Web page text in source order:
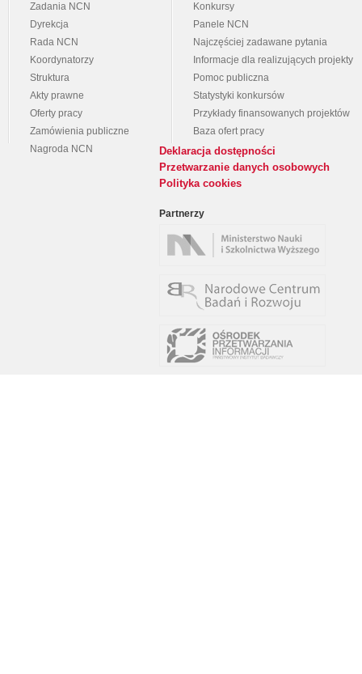
Zadania NCN
Dyrekcja
Rada NCN
Koordynatorzy
Struktura
Akty prawne
Oferty pracy
Zamówienia publiczne
Nagroda NCN
Konkursy
Panele NCN
Najczęściej zadawane pytania
Informacje dla realizujących projekty
Pomoc publiczna
Statystyki konkursów
Przykłady finansowanych projektów
Baza ofert pracy
Deklaracja dostępności
Przetwarzanie danych osobowych
Polityka cookies
Partnerzy